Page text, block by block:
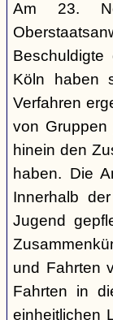
Am 23.
Köln haben
Verfahren
von
hinein den
haben. Die
Innerhalb
Jugend
und Fahrten
Fahrten in
einheitlichen